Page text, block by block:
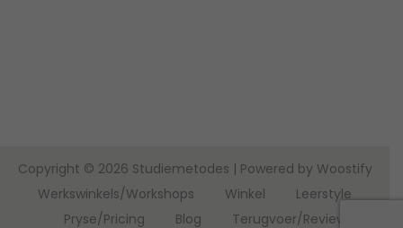
Copyright © 2026 Studiemetodes | Powered by Woostify
Werkswinkels/Workshops
Winkel
Leerstyle
Pryse/Pricing
Blog Terugvoer/Reviews